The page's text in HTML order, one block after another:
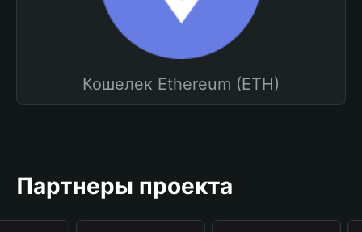
Кошелек Ethereum (ETH)
Партнеры проекта